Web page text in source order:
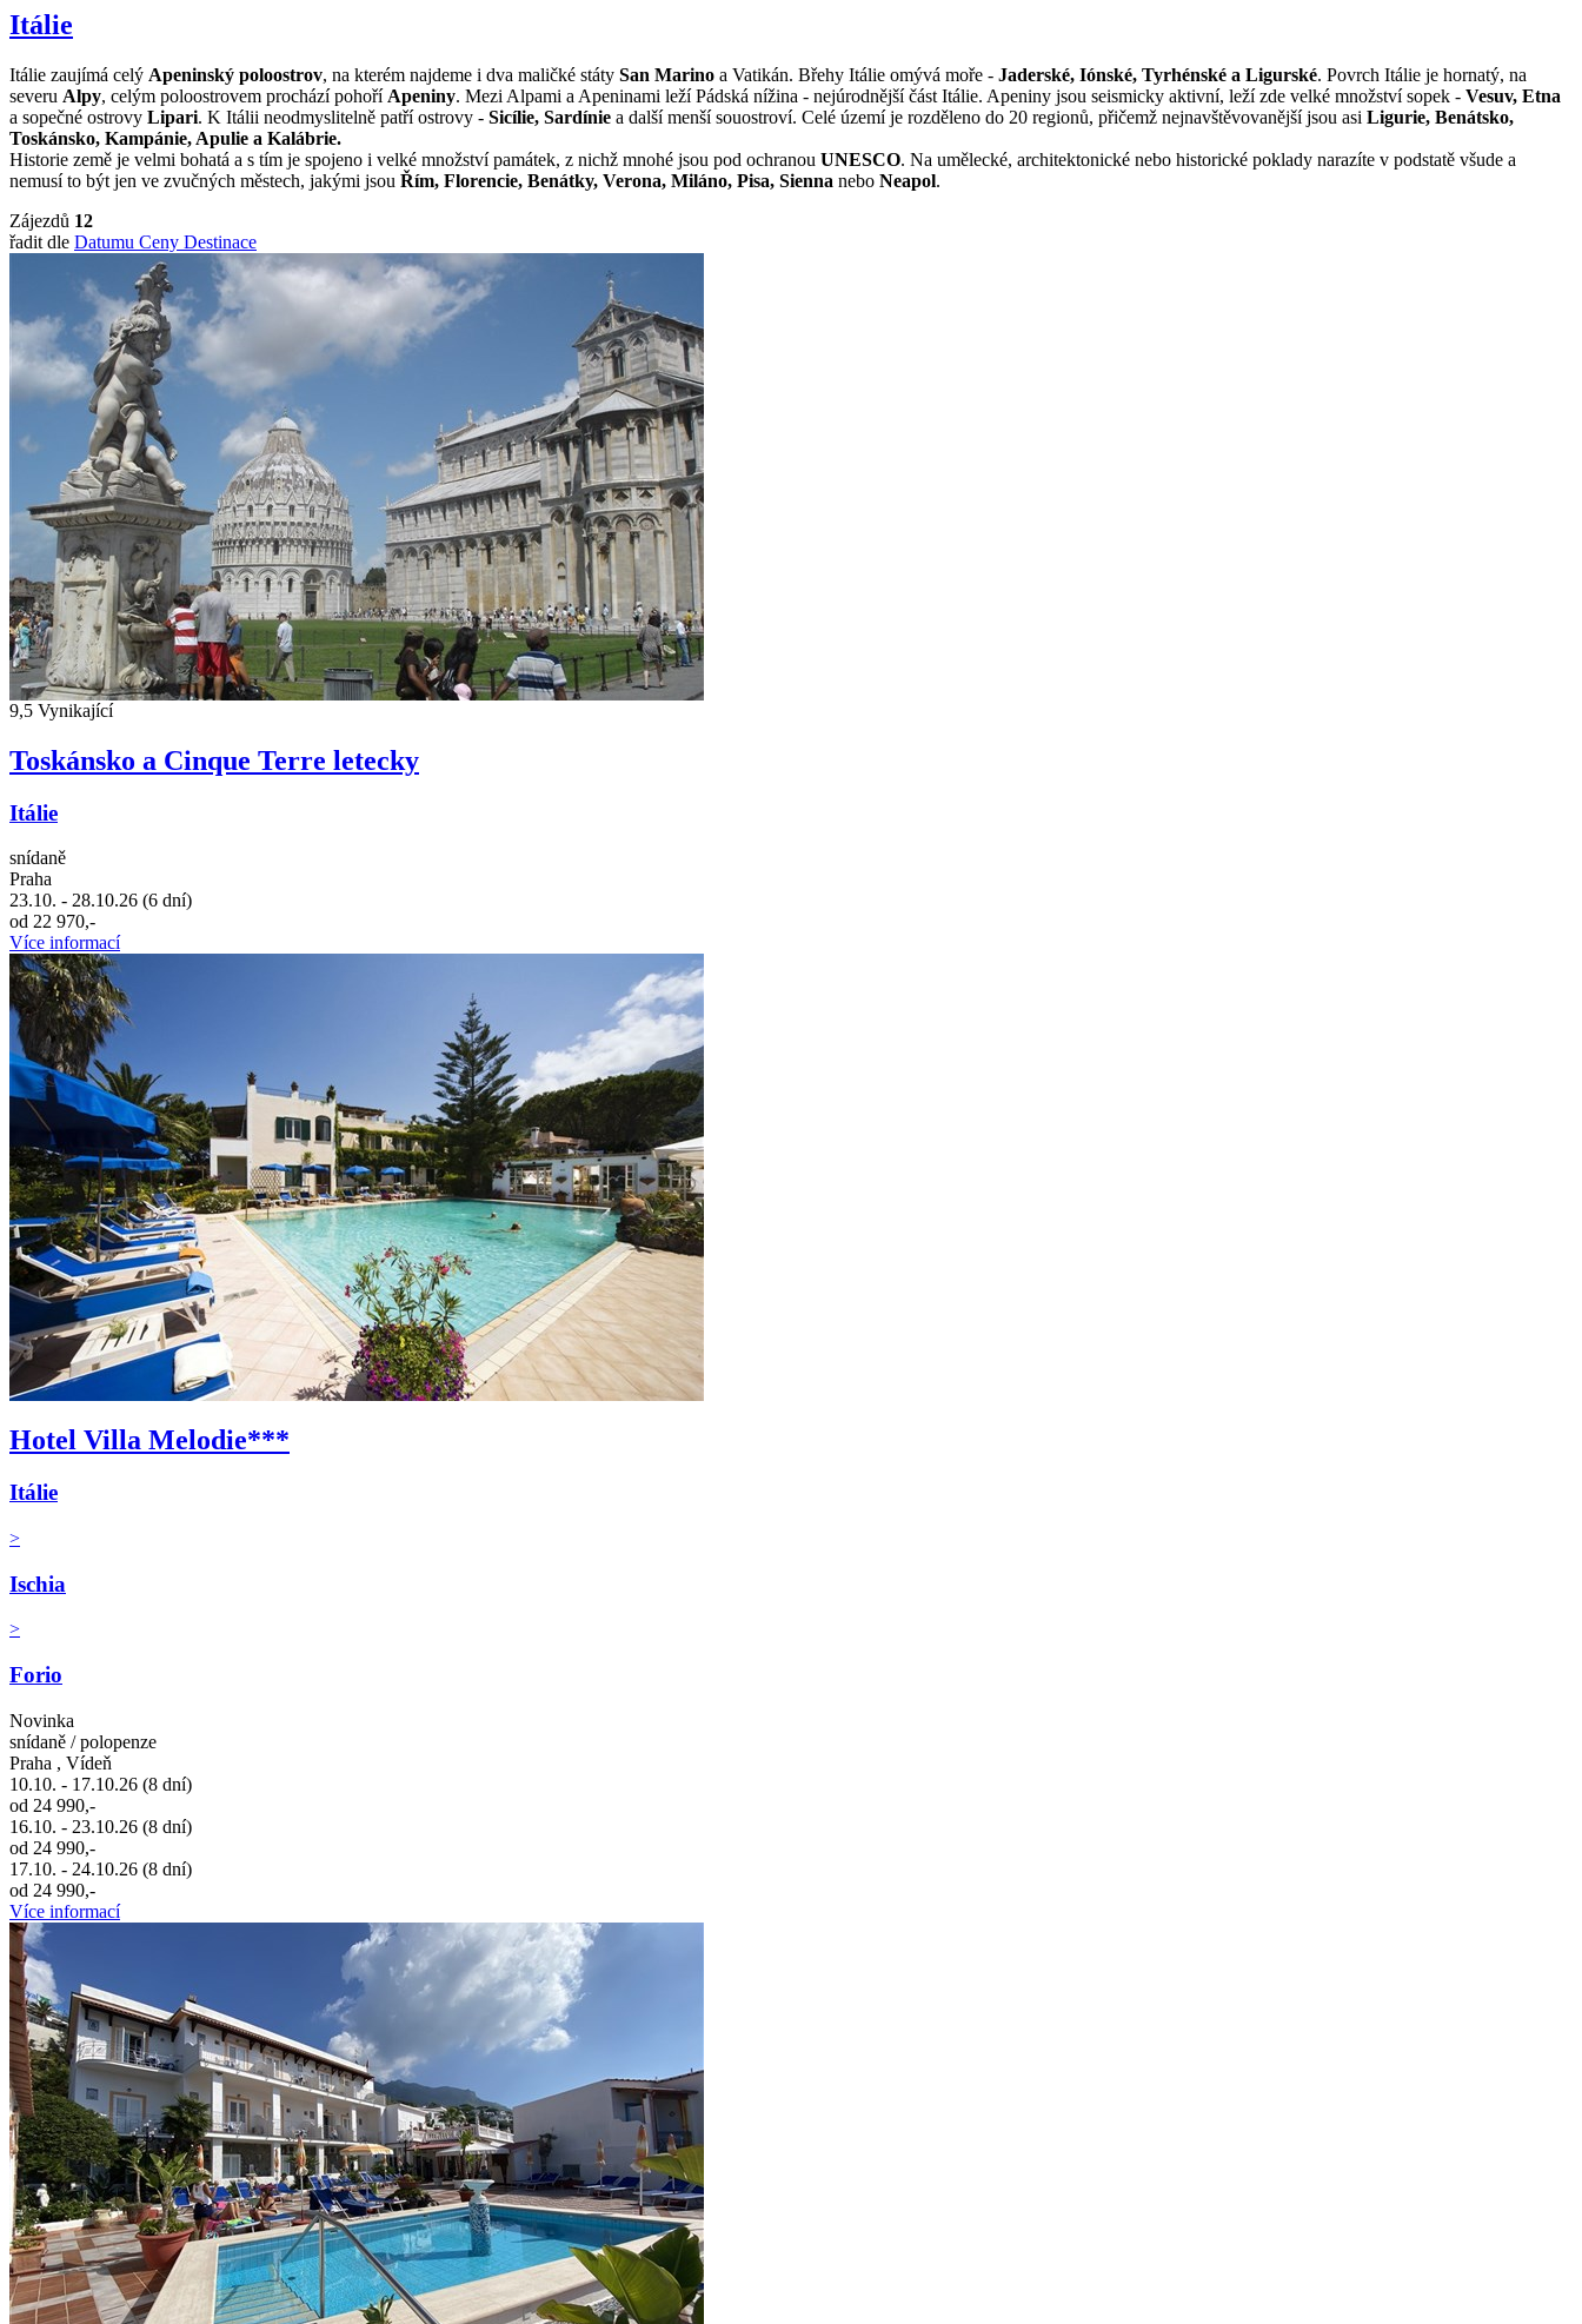
Itálie
Itálie zaujímá celý Apeninský poloostrov, na kterém najdeme i dva maličké státy San Marino a Vatikán. Břehy Itálie omývá moře - Jaderské, Iónské, Tyrhénské a Ligurské. Povrch Itálie je hornatý, na
severu Alpy, celým poloostrovem prochází pohoří Apeniny. Mezi Alpami a Apeninami leží Pádská nížina - nejúrodnější část Itálie. Apeniny jsou seismicky aktivní, leží zde velké množství sopek - Vesuv, Etna
a sopečné ostrovy Lipari. K Itálii neodmyslitelně patří ostrovy - Sicílie, Sardínie a další menší souostroví. Celé území je rozděleno do 20 regionů, přičemž nejnavštěvovanější jsou asi Ligurie, Benátsko,
Toskánsko, Kampánie, Apulie a Kalábrie.
Historie země je velmi bohatá a s tím je spojeno i velké množství památek, z nichž mnohé jsou pod ochranou UNESCO. Na umělecké, architektonické nebo historické poklady narazíte v podstatě všude a
nemusí to být jen ve zvučných městech, jakými jsou Řím, Florencie, Benátky, Verona, Miláno, Pisa, Sienna nebo Neapol.
Zájezdů 12
řadit dle Datumu Ceny Destinace
9,5 Vynikající
Toskánsko a Cinque Terre letecky
Itálie
snídaně
Praha
23.10. - 28.10.26 (6 dní)
od 22 970,-
Více informací
Hotel Villa Melodie***
Itálie
>
Ischia
>
Forio
Novinka
snídaně / polopenze
Praha , Vídeň
10.10. - 17.10.26 (8 dní)
od 24 990,-
16.10. - 23.10.26 (8 dní)
od 24 990,-
17.10. - 24.10.26 (8 dní)
od 24 990,-
Více informací